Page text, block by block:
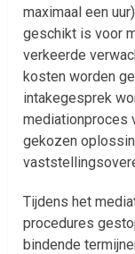
maximaal een
geschikt is voor
verkeerde
kosten worden
intakegesprek
mediationproces
gekozen
Tijdens het
procedures
bindende